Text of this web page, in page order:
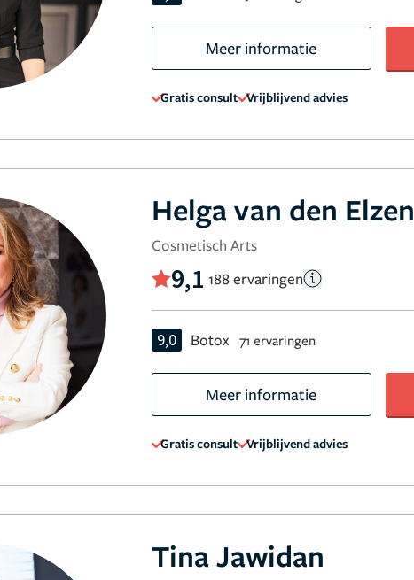
Meer informatie
Gratis consult Vrijblijvend advies
Helga van den Elzen
Cosmetisch Arts
9,1 188 ervaringen
9,0 Botox 71 ervaringen
Meer informatie
Gratis consult Vrijblijvend advies
Tina Jawidan